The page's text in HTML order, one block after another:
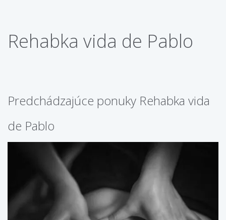
Rehabka vida de Pablo
Predchádzajúce ponuky Rehabka vida
de Pablo